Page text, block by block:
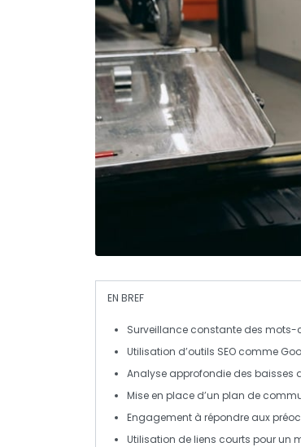
EN BREF
Surveillance constante des mots-
Utilisation d’outils SEO comme
Analyse approfondie des baisses
Mise en place d’un plan de
Engagement à répondre aux
Utilisation deliens courts pour un